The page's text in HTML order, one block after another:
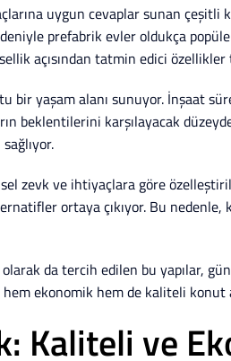
uygun cevaplar sunan
prefabrik evler oldukça
açısından tatmin edici özellikler
yaşam alanı sunuyor. İnşaat
beklentilerini karşılayacak
zevk ve ihtiyaçlara göre
ortaya çıkıyor. Bu nedenle,
da tercih edilen bu yapılar,
hem ekonomik hem de kaliteli
Kaliteli ve